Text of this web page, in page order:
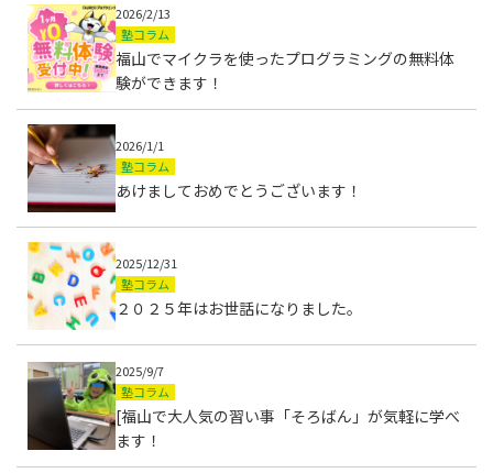
2026/2/13
塾コラム
福山でマイクラを使ったプログラミングの無料体
験ができます！
2026/1/1
塾コラム
あけましておめでとうございます！
2025/12/31
塾コラム
２０２５年はお世話になりました。
2025/9/7
塾コラム
[福山で大人気の習い事「そろばん」が気軽に学べ
ます！